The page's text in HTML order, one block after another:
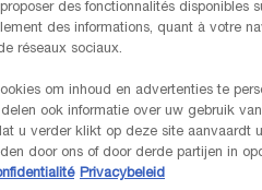
LEVERING VANAF 60€ AANKOOP
des fonctionnalités disponibles
des informations, quant à votre
réseaux sociaux.
om inhoud en advertenties te
delen ook informatie over uw gebruik
u verder klikt op deze site
door ons of door derde partijen in
Privacybeleid